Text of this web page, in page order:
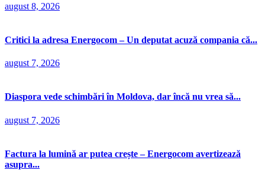
august 8, 2026
Critici la adresa Energocom – Un deputat acuză compania că...
august 7, 2026
Diaspora vede schimbări în Moldova, dar încă nu vrea să...
august 7, 2026
Factura la lumină ar putea crește – Energocom avertizează
asupra...